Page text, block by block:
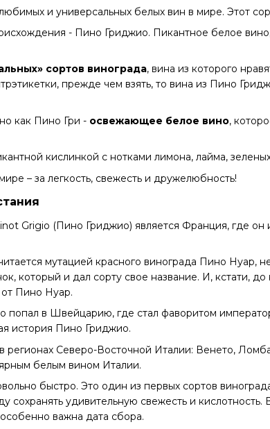
и универсальных белых вин в мире. Этот
- Пино Гриджио. Пикантное белое
сортов винограда, вина из которого
прежде чем взять, то вина из Пино
как Пино Гри - освежающее белое вино,
кислинкой с нотками лимона, лайма,
– за легкость, свежесть и дружелюбность!
Grigio (Пино Гриджио) является Франция, где
мутацией красного винограда Пино Нуар,
который и дал сорту свое название. И, кстати,
Пино Нуар.
попал в Швейцарию, где стал фаворитом
история Пино Гриджио.
регионах Северо-Восточной Италии: Венето,
белым вином Италии.
быстро. Это один из первых сортов
сохранять удивительную свежесть и
важна дата сбора.